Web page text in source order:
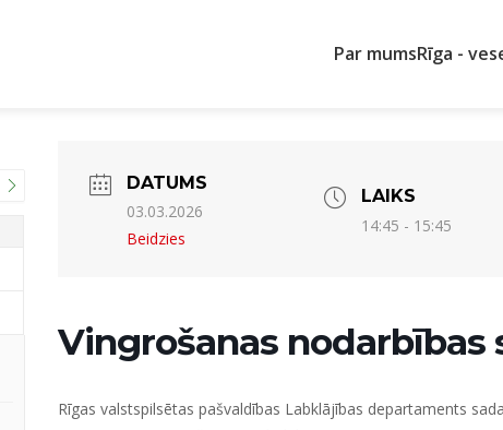
Par mumsRīga -
DATUMS
03.03.2026
Beidzies
LAIKS
14:45 - 15:45
Vingrošanas nodarbības
Rīgas valstspilsētas pašvaldības Labklājības departaments